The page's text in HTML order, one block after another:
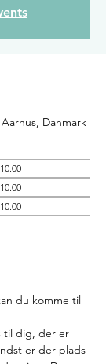
Danmark
du komme til
til dig, der er
er der plads